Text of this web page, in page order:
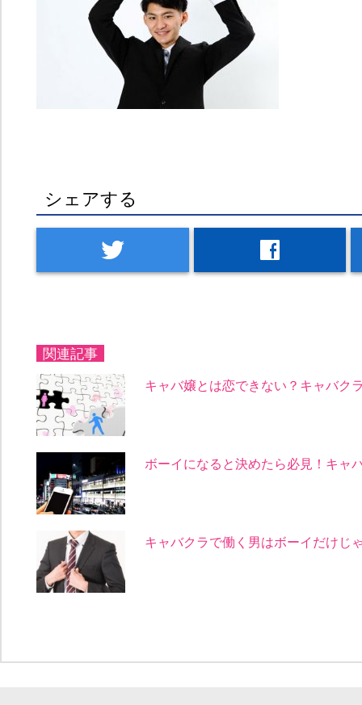
シェアする
twitter facebook
関連記事
キャバ嬢とは恋できない？キャバク
ボーイになると決めたら必見！キャ
キャバクラで働く男はボーイだけじ